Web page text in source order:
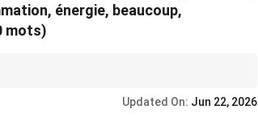
énergie, beaucoup,
mots)
solutions.
Updated On: Jun 22, 2026